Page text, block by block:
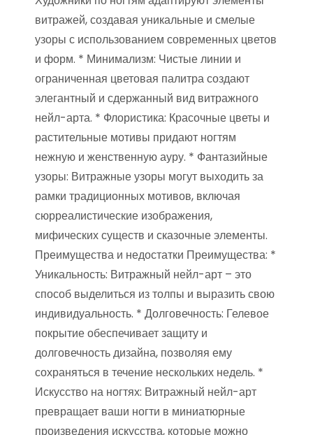
витражей, создавая уникальные и смелые
узоры с использованием современных цветов
и форм. * Минимализм: Чистые линии и
ограниченная цветовая палитра создают
элегантный и сдержанный вид витражного
нейл-арта. * Флористика: Красочные цветы и
растительные мотивы придают ногтям
нежную и женственную ауру. * Фантазийные
узоры: Витражные узоры могут выходить за
рамки традиционных мотивов, включая
сюрреалистические изображения,
мифических существ и сказочные элементы.
Преимущества и недостатки Преимущества: *
Уникальность: Витражный нейл-арт – это
способ выделиться из толпы и выразить свою
индивидуальность. * Долговечность: Гелевое
покрытие обеспечивает защиту и
долговечность дизайна, позволяя ему
сохраняться в течение нескольких недель. *
Искусство на ногтях: Витражный нейл-арт
превращает ваши ногти в миниатюрные
произведения искусства, которые можно